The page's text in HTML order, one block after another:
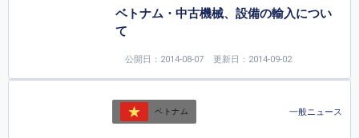
ベトナム・中古機械、設備の輸入につい
て
公開日：2014-08-07 更新日：2014-09-02
ベトナム 一般ニュース